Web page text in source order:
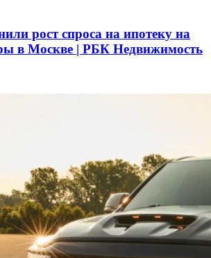
рост спроса на ипотеку на
в Москве | РБК Недвижимость